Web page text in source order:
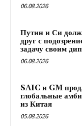
06.08.2026
Путин и Си
друг с
задачу своим
06.08.2026
SAIC и GM
глобальные
из Китая
05.08.2026